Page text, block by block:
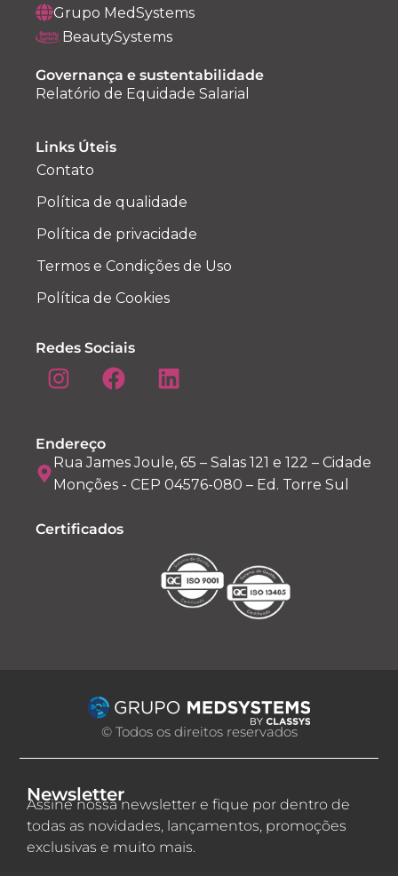
Grupo MedSystems
BeautySystems
Governança e sustentabilidade
Relatório de Equidade Salarial
Links Úteis
Contato
Política de qualidade
Política de privacidade
Termos e Condições de Uso
Política de Cookies
Redes Sociais
Endereço
Rua James Joule, 65 – Salas 121 e 122 – Cidade
Monções - CEP 04576-080 – Ed. Torre Sul
Certificados
© Todos os direitos reservados
Newsletter
Assine nossa newsletter e fique por dentro de
todas as novidades, lançamentos, promoções
exclusivas e muito mais.